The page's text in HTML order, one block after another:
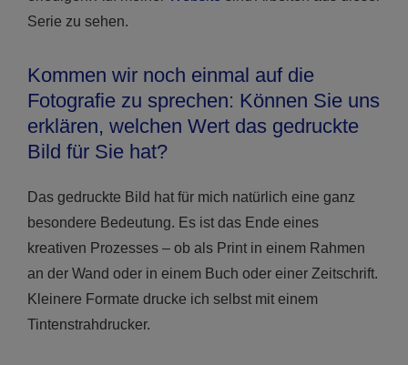
Serie zu sehen.
Kommen wir noch einmal auf die
Fotografie zu sprechen: Können Sie uns
erklären, welchen Wert das gedruckte
Bild für Sie hat?
Das gedruckte Bild hat für mich natürlich eine ganz
besondere Bedeutung. Es ist das Ende eines
kreativen Prozesses – ob als Print in einem Rahmen
an der Wand oder in einem Buch oder einer Zeitschrift.
Kleinere Formate drucke ich selbst mit einem
Tintenstrahdrucker.